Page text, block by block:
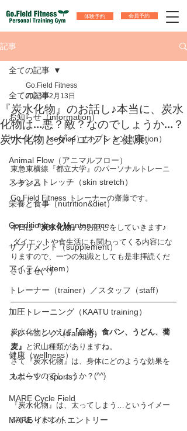
体験予約 会員予約
記事
全ての記事
お知らせ（information）
サービス（service）/オプション（option）
Animal Flow（アニマルフロー）
スキンストレッチ（skin stretch）
栄養と食事（nutrition&diet）
Conditioning＆Mentenance
サプリメント（supplement）
アイテム（item）
トレーナー（trainer）／スタッフ（staff）
加圧トレーニング（KAATU training）
トレーニング（training）
健康（wellness）
スポーツ（sports）
MARE Cycle Field
MARE イベントエントリー
全ての記事
『炭水化物』のお話し♪本当に、炭水
化物は…悪？敵？なのでしょうか…？
炭水化物とダイエットと健康。
Go.Field Fitness
2023年2月13日
東急東横線『都立大学』のパーソナルトレーニ
ングジム
Go.Field Fitness トレーナーの齋藤です。
本日は『炭水化物』のお話しをしていきます♪
ダイエットや食生活にも関わってくる内容にな
りますので、一つの知識としても是非拝読くだ
さいませ(^^)
炭水化物といえば『白米、食パン、うどん、蕎
麦』 と沢山種類がありますね。
さて『炭水化物』は、身体にどのような効果を
もたらすのでしょうか？(^^)
『炭水化物』は、太ってしまう…というイメー
ジがありますが、